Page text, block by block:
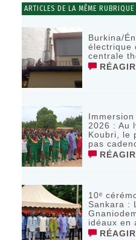
ARTICLES DE LA MÊME RUBRIQUE
Burkina/
électrique
centrale
RÉAGIR
2026 : Au
Koubri, le
pas
RÉAGIR
10ᵉ
Sankara :
idéaux en
RÉAGIR